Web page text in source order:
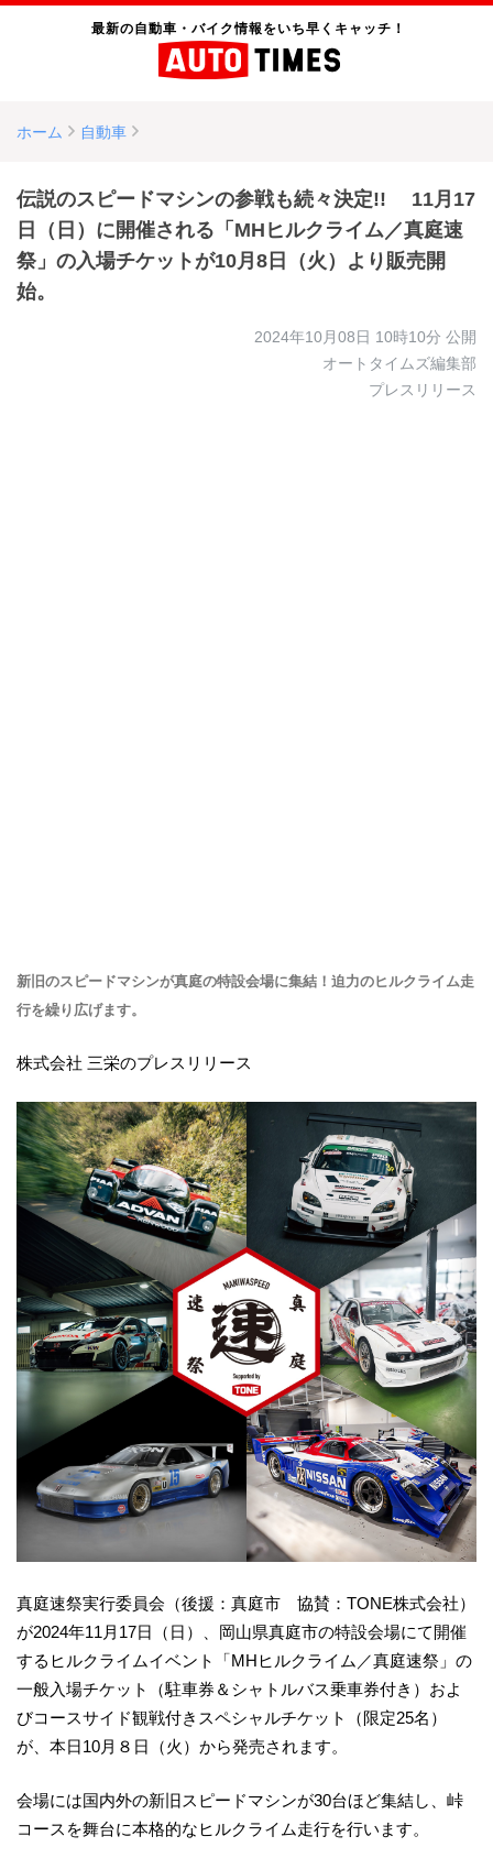
最新の自動車・バイク情報をいち早くキャッチ！
ホーム 自動車
伝説のスピードマシンの参戦も続々決定!! 11月17
日（日）に開催される「MHヒルクライム／真庭速
祭」の入場チケットが10月8日（火）より販売開
始。
2024年10月08日 10時10分 公開
オートタイムズ編集部
プレスリリース
新旧のスピードマシンが真庭の特設会場に集結！迫力のヒルクライム走
行を繰り広げます。
株式会社 三栄のプレスリリース
真庭速祭実行委員会（後援：真庭市 協賛：TONE株式会社）
が2024年11月17日（日）、岡山県真庭市の特設会場にて開催
するヒルクライムイベント「MHヒルクライム／真庭速祭」の
一般入場チケット（駐車券＆シャトルバス乗車券付き）およ
びコースサイド観戦付きスペシャルチケット（限定25名）
が、本日10月８日（火）から発売されます。
会場には国内外の新旧スピードマシンが30台ほど集結し、峠
コースを舞台に本格的なヒルクライム走行を行います。